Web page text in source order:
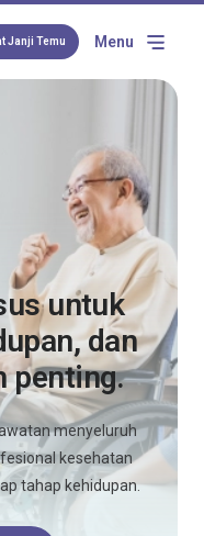
Janji Temu Menu
untuk
dan
penting.
menyeluruh
kesehatan
tahap kehidupan.